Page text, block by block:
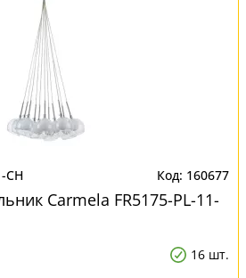
CH 160677
Carmela FR5175-PL-11-
16 шт.